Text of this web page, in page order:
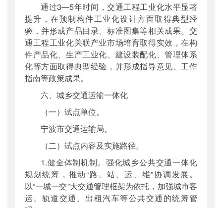
通过3—5年时间，交通工程工业化水平显著
提升，在预制构件工业化设计方面取得典型经
验，并形成产品目录、标准图集等相关成果。交
通工程工业化关联产业市场培育取得实效，在构
件产品化、生产工业化、建设装配化、管理体系
化等方面取得典型经验，并形成指导意见、工作
指南等政策成果。
六、城乡交通运输一体化
（一）试点单位。
宁波市交通运输局。
（二）试点内容及实施路径。
1.健全体制机制。强化城乡公共交通一体化
规划统筹，推动“路、站、运、维”协调发展。
以“一城一交”大交通管理框架为依托，加强城市客
运、轨道交通、出租汽车等公共交通的统筹管